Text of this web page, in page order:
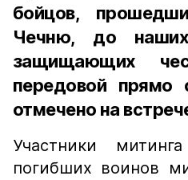
бойцов,
Чечню, до наших
защищающих
передовой
отмечено на
Участники
погибших воинов